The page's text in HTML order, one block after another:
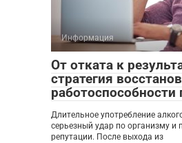
Информация
От отката к
стратегия
работоспособности
Длительное употребление
серьезный удар по организму и
репутации. После выхода из